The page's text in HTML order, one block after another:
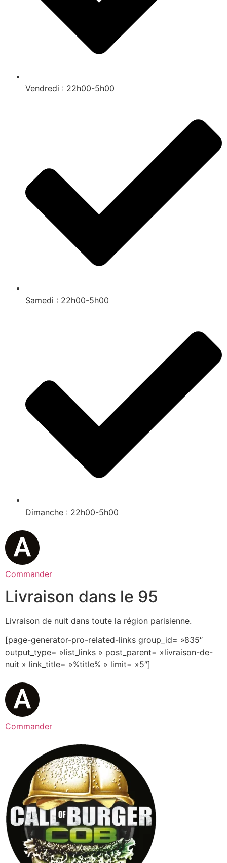
Vendredi : 22h00-5h00
Samedi : 22h00-5h00
Dimanche : 22h00-5h00
Commander
Livraison dans le 95
Livraison de nuit dans toute la région parisienne.
[page-generator-pro-related-links group_id= »835″
output_type= »list_links » post_parent= »livraison-de-
nuit » link_title= »%title% » limit= »5″]
Commander